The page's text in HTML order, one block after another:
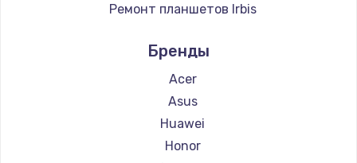
Установка драйверов
Заказать
Замена вебкамеры
1490 руб.
Ремонт планшетов Irbis
Ремонт планшетов Microsoft
Ремонт планшетов BlackView
Ремонт планшетов Amazon
Ремонт планшетов Aquarius
Ремонт планшетов Philips
Бренды
Acer
Asus
Huawei
Honor